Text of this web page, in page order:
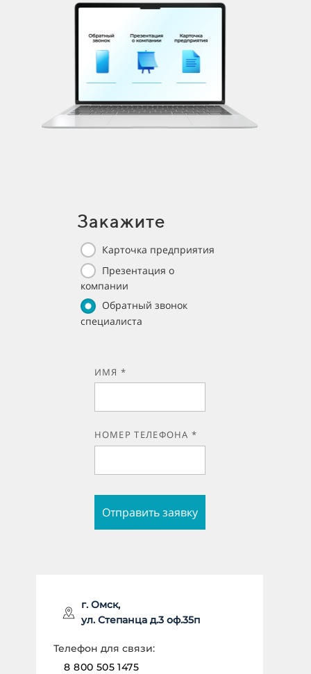
Закажите
Карточка предприятия
Презентация о
компании
Обратный звонок
специалиста
ИМЯ *
НОМЕР ТЕЛЕФОНА *
Отправить заявку
НОМЕР ТЕЛЕФОНА *
г. Омск,
ул. Степанца д.3 оф.35п
Телефон для связи:
8 800 505 1475